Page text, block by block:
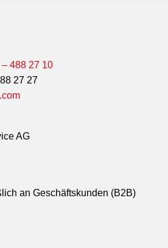
488 27 10
27 27
AG
an Geschäftskunden (B2B)